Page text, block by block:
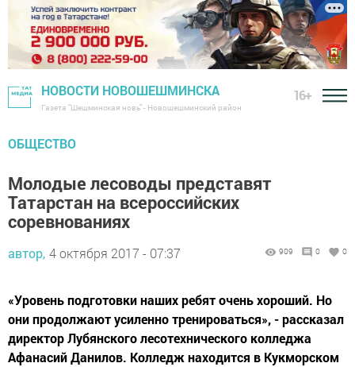
НОВОСТИ НОВОШЕШМИНСКА
Газета "Шешминская новь" - Новошешминский район
16+
ОБЩЕСТВО
Молодые лесоводы представят
Татарстан на всероссийских
соревнованиях
автор, 4 октября 2017 - 07:37 909 0 0
«Уровень подготовки наших ребят очень хороший. Но
они продолжают усиленно тренироваться», - рассказал
директор Лубянского лесотехнического колледжа
Афанасий Данилов. Колледж находится в Кукморском